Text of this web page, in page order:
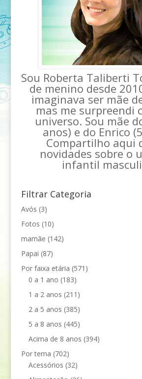
Sou Roberta Taliberti
de menino desde
imaginava ser mãe
mas me surpreendi
universo. Sou mãe
anos) e do Enrico
Compartilho aqui
novidades sobre o
infantil
Filtrar Categoria
Avós (3)
Fotos (10)
mamãe (142)
Papai (87)
Por faixa etária (571)
0 a 1 ano (183)
1 a 2 anos (211)
2 a 5 anos (385)
5 a 8 anos (445)
Acima de 8 anos (394)
Por tema (702)
Acessórios (32)